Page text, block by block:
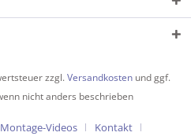
zzgl.Versandkosten und ggf.
nicht anders beschrieben
Montage-Videos
Kontakt